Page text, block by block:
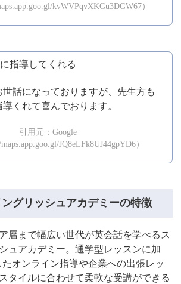
kvWVPqvXKGu3DGW67）
指導してくれる
話になっておりますが、先生方も
くれて喜んでおります。
引用元：Google
JQ8eLFk8UJ44gpYD6）
グリッシュアカデミーの特徴
層まで幅広い世代が英会話を学べるス
ュアカデミー。通学型レッスンに加
たオンライン指導や企業への出張レッ
タイルに合わせて柔軟な受講ができる